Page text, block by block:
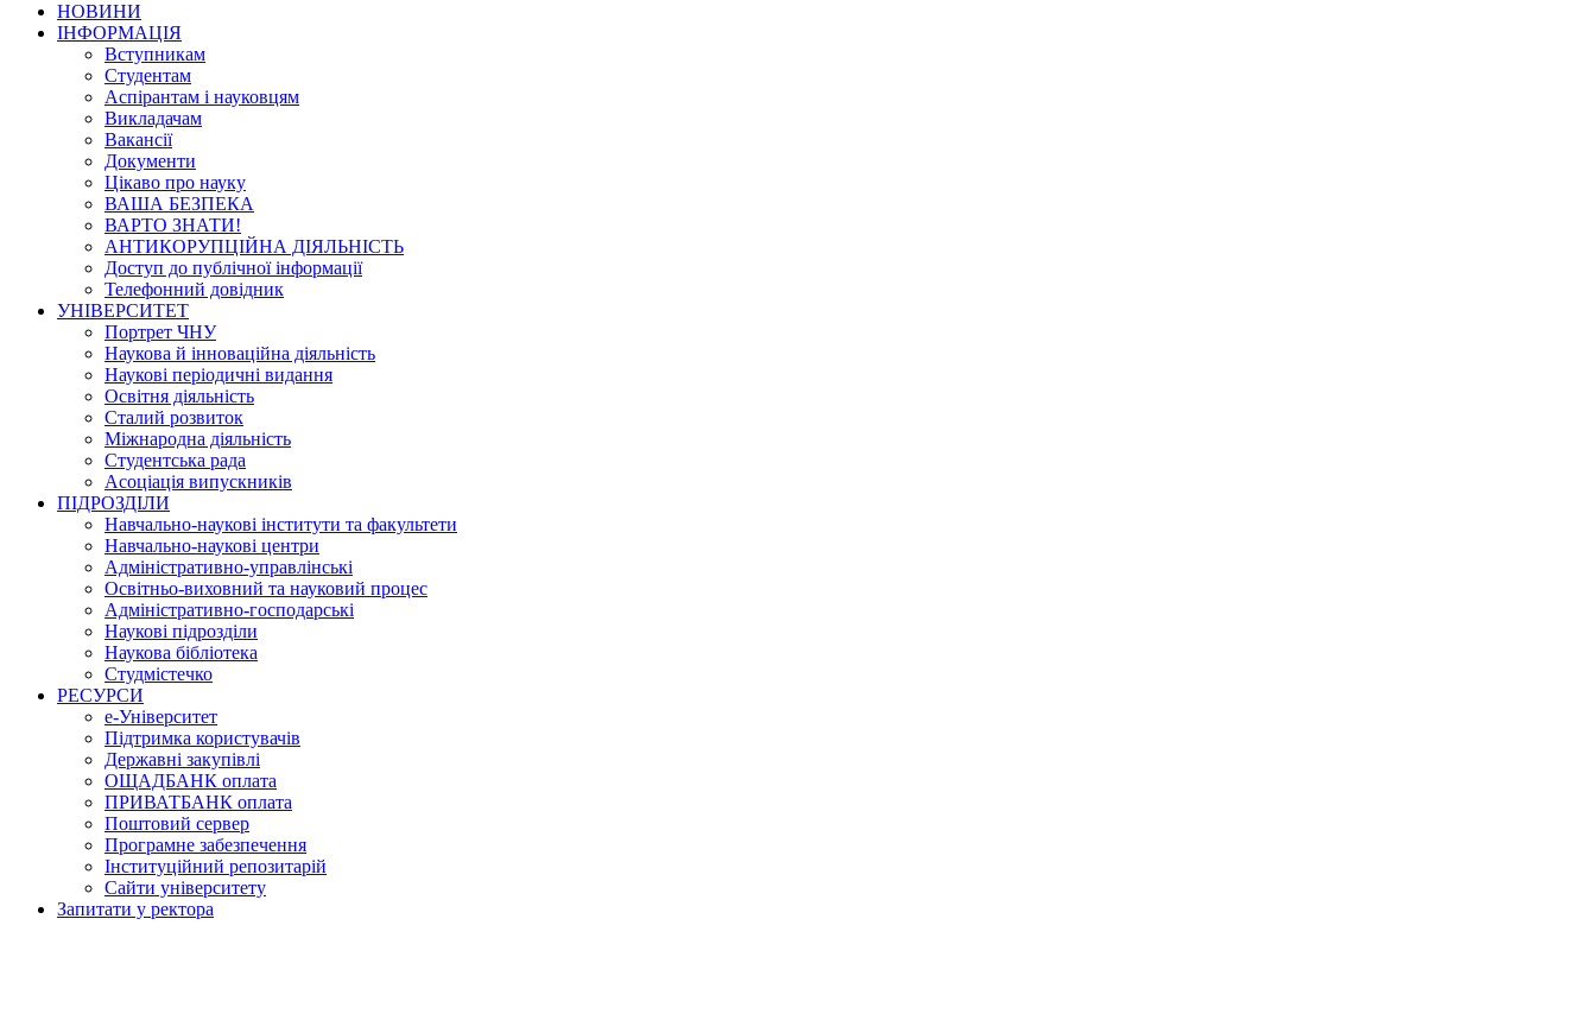
НОВИНИ
ІНФОРМАЦІЯ
Вступникам
Студентам
Аспірантам і науковцям
Викладачам
Вакансії
Документи
Цікаво про науку
ВАША БЕЗПЕКА
ВАРТО ЗНАТИ!
АНТИКОРУПЦІЙНА ДІЯЛЬНІСТЬ
Доступ до публічної інформації
Телефонний довідник
УНІВЕРСИТЕТ
Портрет ЧНУ
Наукова й інноваційна діяльність
Наукові періодичні видання
Освітня діяльність
Сталий розвиток
Міжнародна діяльність
Студентська рада
Асоціація випускників
ПІДРОЗДІЛИ
Навчально-наукові інститути та факультети
Навчально-наукові центри
Адміністративно-управлінські
Освітньо-виховний та науковий процес
Адміністративно-господарські
Наукові підрозділи
Наукова бібліотека
Студмістечко
РЕСУРСИ
е-Університет
Підтримка користувачів
Державні закупівлі
ОЩАДБАНК оплата
ПРИВАТБАНК оплата
Поштовий сервер
Програмне забезпечення
Інституційний репозитарій
Сайти університету
Запитати у ректора